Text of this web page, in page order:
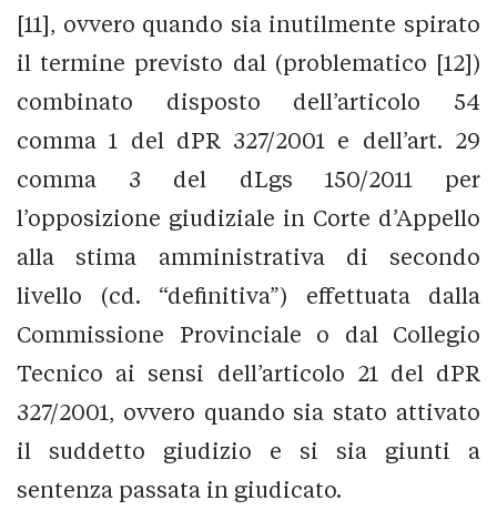
[11], ovvero quando sia inutilmente spirato
il termine previsto dal (problematico [12])
combinato disposto dell’articolo 54
comma 1 del dPR 327/2001 e dell’art. 29
comma 3 del dLgs 150/2011 per
l’opposizione giudiziale in Corte d’Appello
alla stima amministrativa di secondo
livello (cd. “definitiva”) effettuata dalla
Commissione Provinciale o dal Collegio
Tecnico ai sensi dell’articolo 21 del dPR
327/2001, ovvero quando sia stato attivato
il suddetto giudizio e si sia giunti a
sentenza passata in giudicato.